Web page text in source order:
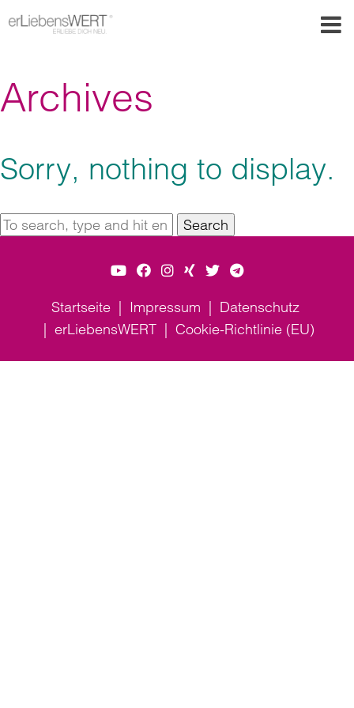
Archives
Sorry, nothing to display.
Search
Startseite Impressum
Datenschutz
erLiebensWERT
Cookie-Richtlinie (EU)